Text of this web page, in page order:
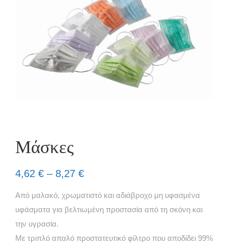
Μάσκες
4,62 € – 8,27 €
Από μαλακό, χρωματιστό και αδιάβροχο μη υφασμένα
υφάσματα για βελτιωμένη προστασία από τη σκόνη και
την υγρασία.
Με τριπλό απαλό προστατευτικό φίλτρο που αποδίδει 99%